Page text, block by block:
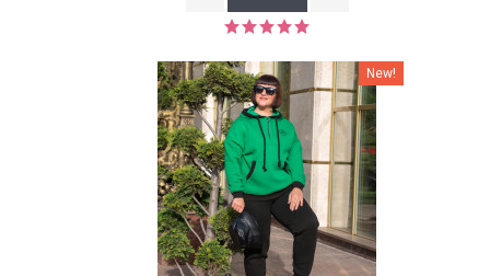
Наклейки Варіант з % New!